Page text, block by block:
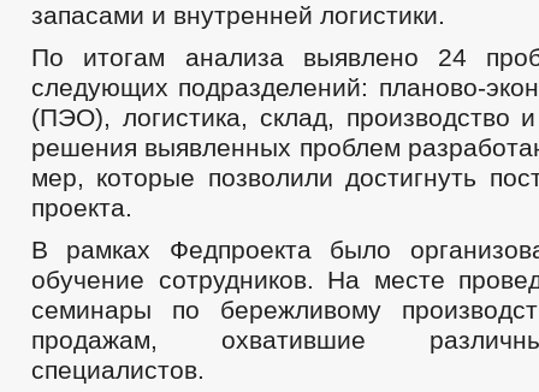
запасами и внутренней логистики.
По итогам анализа выявлено 24
следующих подразделений: планово-
(ПЭО), логистика, склад, производство
решения выявленных проблем
мер, которые позволили достигнуть
проекта.
В рамках Федпроекта было
обучение сотрудников. На месте
семинары по бережливому
продажам, охватившие
специалистов.